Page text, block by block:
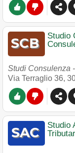
Studio
Studi Consulenza
Via Terraglio 36,
Studio